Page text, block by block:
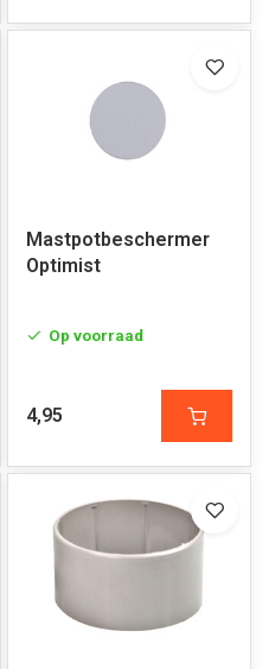
Mastpotbeschermer
Optimist
Op voorraad
4,95